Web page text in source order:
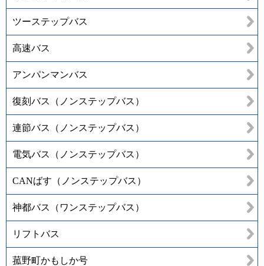
ツーステップバス
高速バス
アンパンマンバス
復刻バス（ノンステップバス）
連節バス（ノンステップバス）
電気バス（ノンステップバス）
CANばす（ノンステップバス）
神都バス（ワンステップバス）
リフトバス
菰野町かもしか号